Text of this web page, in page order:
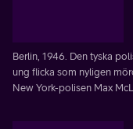
Berlin, 1946. Den tyska
ung flicka som nyligen
New York-polisen Max